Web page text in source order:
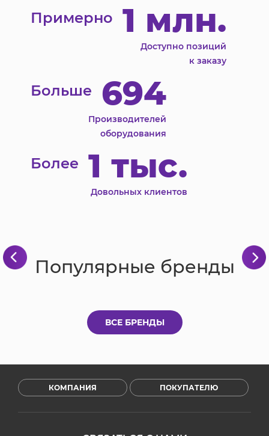
Примерно 1 млн.
Доступно позиций
к заказу
Больше 694
Производителей
оборудования
Более 1 тыс.
Довольных клиентов
Популярные бренды
ВСЕ БРЕНДЫ
КОМПАНИЯ ПОКУПАТЕЛЮ